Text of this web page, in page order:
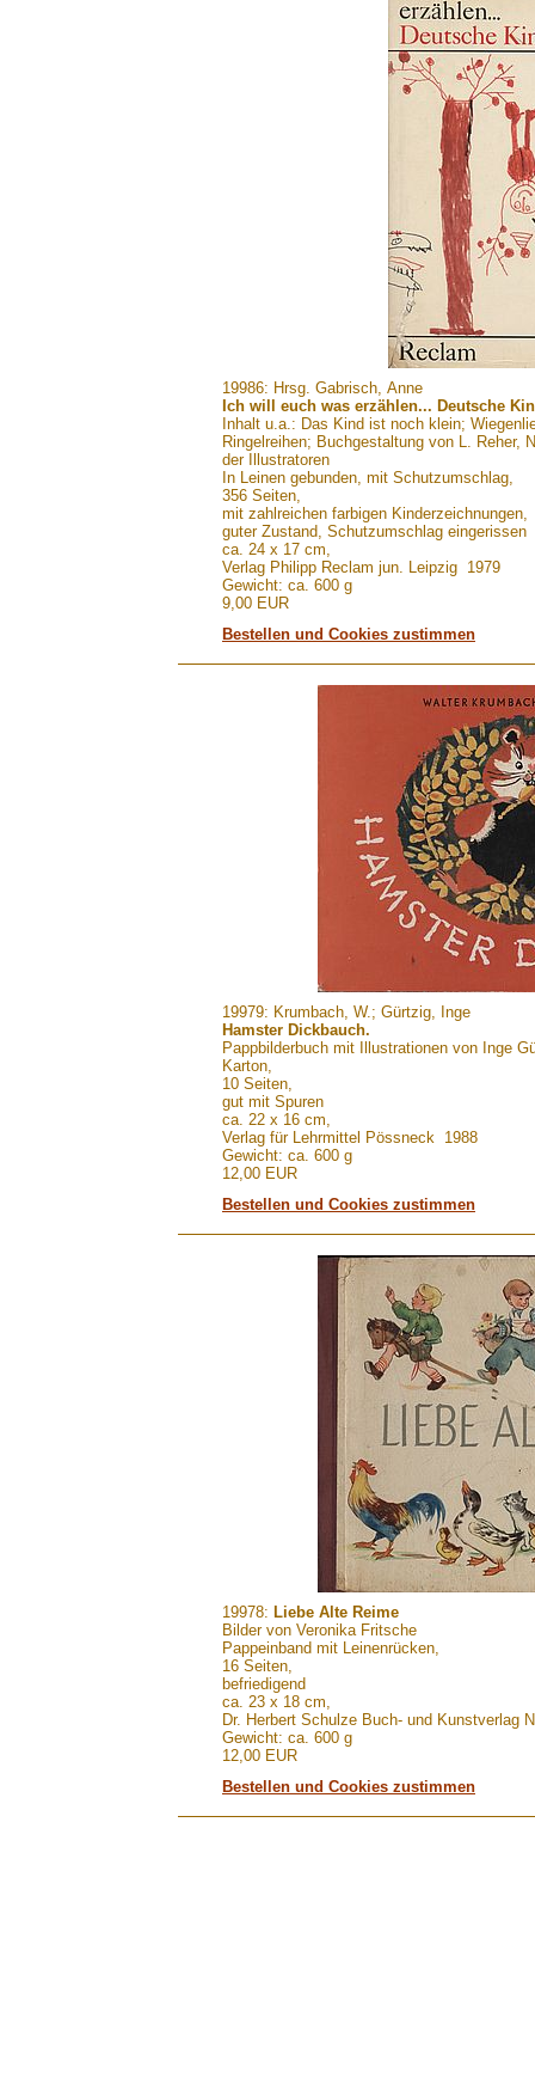
19986: Hrsg. Gabrisch, Anne
Ich will euch was erzählen... Deutsche
Inhalt u.a.: Das Kind ist noch klein;
Ringelreihen; Buchgestaltung von L. Reher,
der Illustratoren
In Leinen gebunden, mit Schutzumschlag,
356 Seiten,
mit zahlreichen farbigen Kinderzeichnungen,
guter Zustand, Schutzumschlag eingerissen
ca. 24 x 17 cm,
Verlag Philipp Reclam jun. Leipzig 1979
Gewicht: ca. 600 g
9,00 EUR
Bestellen und Cookies zustimmen
19979: Krumbach, W.; Gürtzig, Inge
Hamster Dickbauch.
Pappbilderbuch mit Illustrationen von Inge
Karton,
10 Seiten,
gut mit Spuren
ca. 22 x 16 cm,
Verlag für Lehrmittel Pössneck 1988
Gewicht: ca. 600 g
12,00 EUR
Bestellen und Cookies zustimmen
19978: Liebe Alte Reime
Bilder von Veronika Fritsche
Pappeinband mit Leinenrücken,
16 Seiten,
befriedigend
ca. 23 x 18 cm,
Dr. Herbert Schulze Buch- und Kunstverlag
Gewicht: ca. 600 g
12,00 EUR
Bestellen und Cookies zustimmen